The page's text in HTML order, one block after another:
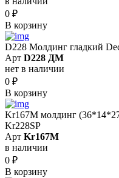
0 ₽
В корзину
D228 Молдинг гладкий
Арт D228 ДМ
нет в наличии
0 ₽
В корзину
Kr167M молдинг
Kr228SP
Арт Kr167M
в наличии
0 ₽
В корзину